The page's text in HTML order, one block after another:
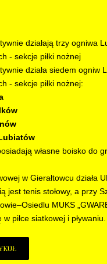
działają trzy ogniwa
- sekcje piłki nożnej
działa siedem ogniw
- sekcje piłki nożnej:
własne boisko do
w Gierałtowcu działa
jest tenis stołowy, a przy
MUKS
piłce siatkowej i pływaniu.